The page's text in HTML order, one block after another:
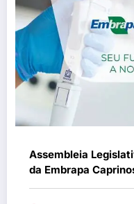
Assembleia
da Embrapa